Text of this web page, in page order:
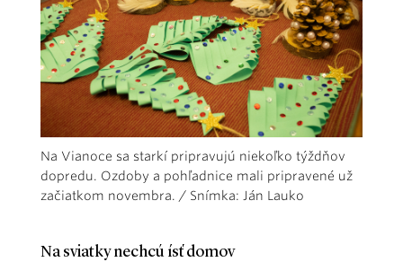
Na Vianoce sa starkí pripravujú niekoľko týždňov
dopredu. Ozdoby a pohľadnice mali pripravené už
začiatkom novembra. / Snímka: Ján Lauko
Na sviatky nechcú ísť domov